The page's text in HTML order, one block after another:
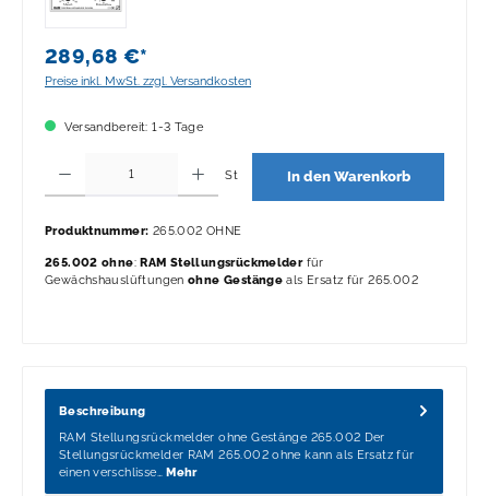
289,68 €*
Preise inkl. MwSt. zzgl. Versandkosten
Versandbereit: 1-3 Tage
St In den Warenkorb
Produktnummer: 265.002 OHNE
265.002 ohne:RAM Stellungsrückmelderfür
Gewächshauslüftungen ohne Gestänge als Ersatz für 265.002
Beschreibung
RAM Stellungsrückmelder ohne Gestänge 265.002 Der
Stellungsrückmelder RAM 265.002 ohne kann als Ersatz für
einen verschlisse…Mehr